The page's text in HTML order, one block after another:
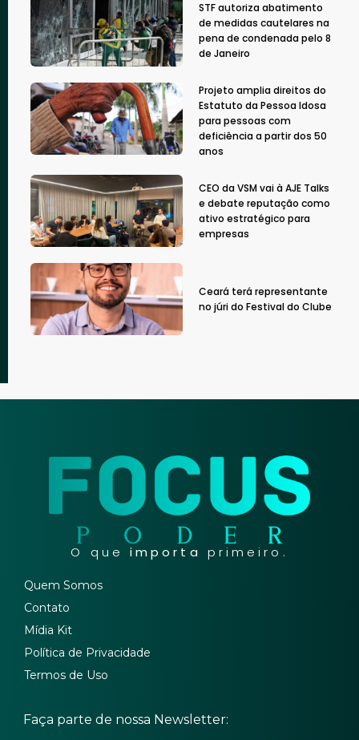
STF autoriza abatimento
de medidas cautelares na
pena de condenada pelo 8
de Janeiro
Projeto amplia direitos do
Estatuto da Pessoa Idosa
para pessoas com
deficiência a partir dos 50
anos
CEO da VSM vai à AJE Talks
e debate reputação como
ativo estratégico para
empresas
Ceará terá representante
no júri do Festival do Clube
O que importa primeiro.
Quem Somos
Contato
Mídia Kit
Política de Privacidade
Termos de Uso
Faça parte de nossa Newsletter: